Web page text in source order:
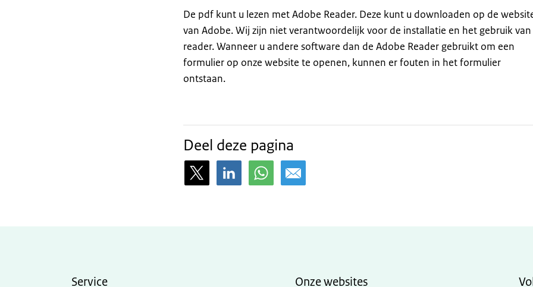
De pdf kunt u lezen met Adobe Reader. Deze kunt u downloaden op de
van Adobe. Wij zijn niet verantwoordelijk voor de installatie en het gebruik
reader. Wanneer u andere software dan de Adobe Reader gebruikt om een
formulier op onze website te openen, kunnen er fouten in het formulier
ontstaan.
Deel deze pagina
Service Onze websites